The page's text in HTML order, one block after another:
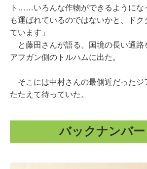
ト……いろんな作物ができるようにな
も運ばれているのではないかと、ドク
ています」
と藤田さんが語る。国境の長い通路
アフガン側のトルハムに出た。
そこには中村さんの最側近だったジ
たたえて待っていた。
バックナンバー